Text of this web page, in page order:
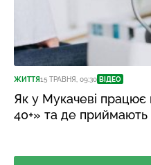
ЖИТТЯ15 ТРАВНЯ, 09:30 ВІДЕО
Як у Мукачеві працює
40+» та де приймають